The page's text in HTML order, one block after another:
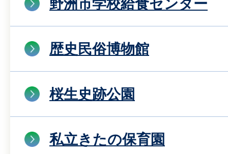
野洲市学校給食センター
歴史民俗博物館
桜生史跡公園
私立きたの保育園